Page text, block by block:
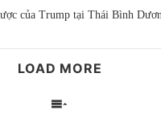
của Trump tại Thái Bình
LOAD MORE
SHOW